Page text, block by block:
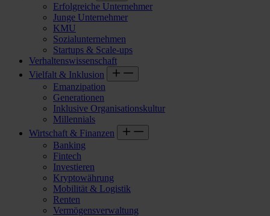
Erfolgreiche Unternehmer
Junge Unternehmer
KMU
Sozialunternehmen
Startups & Scale-ups
Verhaltenswissenschaft
Vielfalt & Inklusion
Emanzipation
Generationen
Inklusive Organisationskultur
Millennials
Wirtschaft & Finanzen
Banking
Fintech
Investieren
Kryptowährung
Mobilität & Logistik
Renten
Vermögensverwaltung